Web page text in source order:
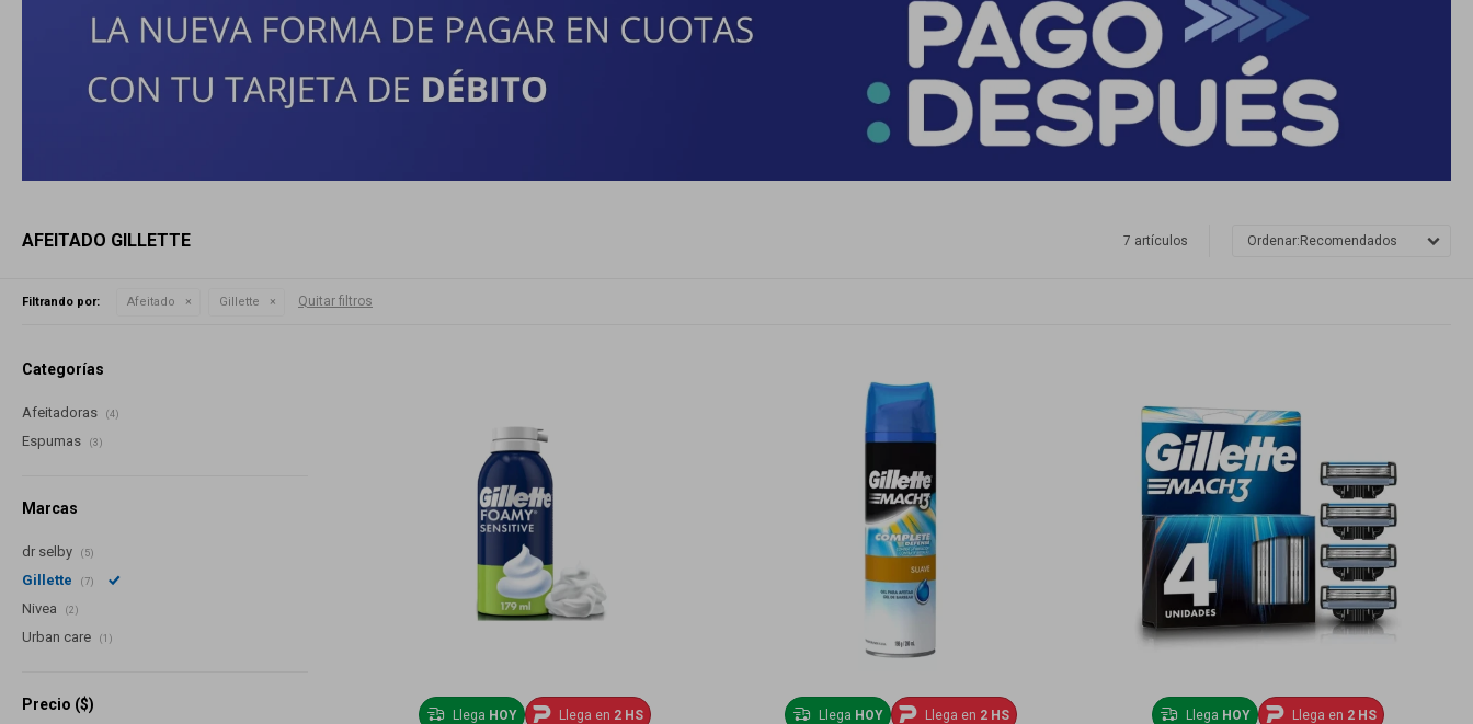
AFEITADO GILLETTE 7 artículos Recomendados
Filtrando por: Afeitado Gillette Quitar filtros
Llega HOY Llega en 2 HS Llega HOY Llega en 2 HS Llega HOY Llega en 2 HS
Categorías
Afeitadoras (4)
Espumas (3)
Marcas
dr selby (5)
Gillette (7)
Nivea (2)
Urban care (1)
Precio ($)